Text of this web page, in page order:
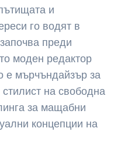
и
го водят в
преди
моден редактор
е мърчъндайзър за
на свободна
за мащабни
концепции на